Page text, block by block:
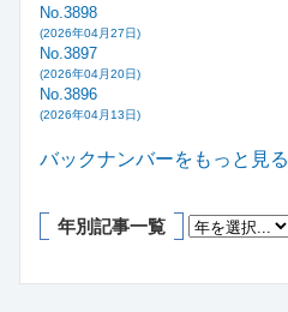
No.3898
(2026年04月27日)
No.3897
(2026年04月20日)
No.3896
(2026年04月13日)
バックナンバーをもっと見る
年別記事一覧